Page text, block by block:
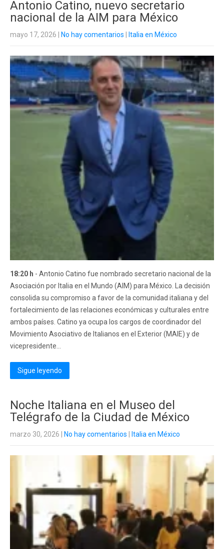
Antonio Catino, nuevo secretario
nacional de la AIM para México
mayo 17, 2026 No hay comentarios Italia en México
18:20 h - Antonio Catino fue nombrado secretario nacional de la
Asociación por Italia en el Mundo (AIM) para México. La decisión
consolida su compromiso a favor de la comunidad italiana y del
fortalecimiento de las relaciones económicas y culturales entre
ambos países. Catino ya ocupa los cargos de coordinador del
Movimiento Asociativo de Italianos en el Exterior (MAIE) y de
vicepresidente...
Sigue leyendo
Noche Italiana en el Museo del
Telégrafo de la Ciudad de México
marzo 30, 2026 No hay comentarios Italia en México